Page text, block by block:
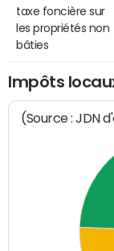
taxe foncière sur
les propriétés non
bâties
Impôts
(Source : JDN